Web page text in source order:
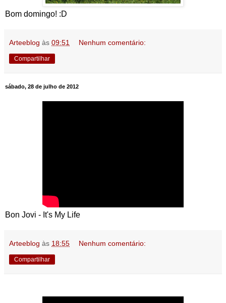
Bom domingo! :D
Arteeblog às 09:51 Nenhum comentário:
Compartilhar
sábado, 28 de julho de 2012
Bon Jovi - It's My Life
Arteeblog às 18:55 Nenhum comentário:
Compartilhar